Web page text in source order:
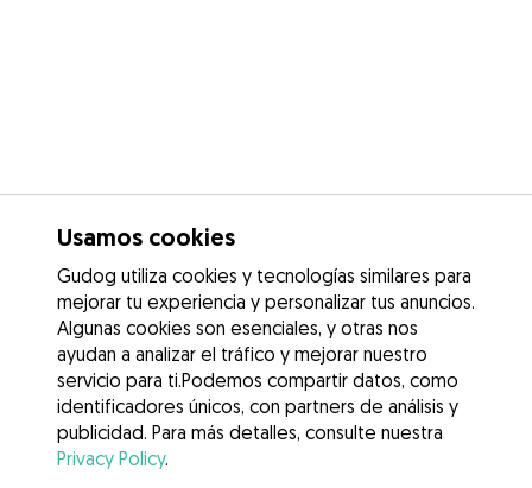
Contacta con Nathalie
Usamos cookies
Gudog utiliza cookies y tecnologías similares para
mejorar tu experiencia y personalizar tus anuncios.
Algunas cookies son esenciales, y otras nos
ayudan a analizar el tráfico y mejorar nuestro
servicio para ti.Podemos compartir datos, como
identificadores únicos, con partners de análisis y
publicidad. Para más detalles, consulte nuestra
Privacy Policy.